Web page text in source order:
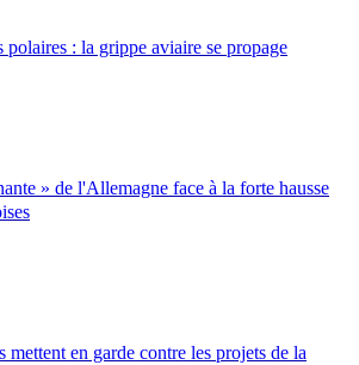
polaires : la grippe aviaire se propage
» de l'Allemagne face à la forte hausse
mettent en garde contre les projets de la